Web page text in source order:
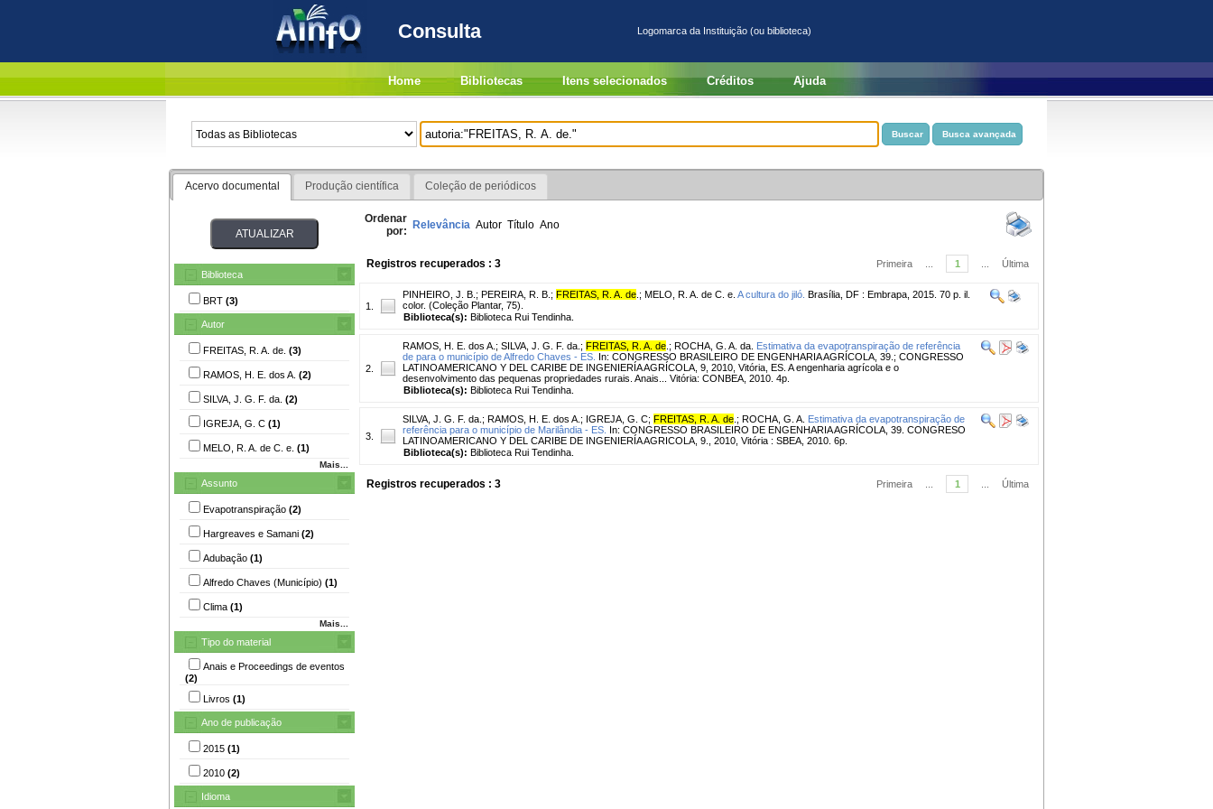
Consulta Logomarca da Instituição (ou biblioteca)
Home Bibliotecas Itens selecionados Créditos Ajuda
Acervo documental Produção científica Coleção de periódicos
Biblioteca
BRT (3)
Autor
FREITAS, R. A. de. (3)
RAMOS, H. E. dos A. (2)
SILVA, J. G. F. da. (2)
IGREJA, G. C (1)
MELO, R. A. de C. e. (1)
Mais...
Assunto
Evapotranspiração (2)
Hargreaves e Samani (2)
Adubação (1)
Alfredo Chaves (Município) (1)
Clima (1)
Mais...
Tipo do material
Anais e Proceedings de eventos
(2)
Livros (1)
Ano de publicação
2015 (1)
2010 (2)
Idioma
Ordenar
por: Relevância Autor Título Ano
Registros recuperados : 3 Primeira 1 Última
1.
PINHEIRO, J. B. ; PEREIRA, R. B. ; FREITAS, R. A. de ; MELO, R. A. de C. e. A cultura do jiló. Brasília, DF : Embrapa, 2015. 70 p. il.
color. (Coleção Plantar, 75).
Biblioteca(s): Biblioteca Rui Tendinha.
2.
RAMOS, H. E. dos A. ; SILVA, J. G. F. da. ; FREITAS, R. A. de ; ROCHA, G. A. da. Estimativa da evapotranspiração de referência
de para o município de Alfredo Chaves - ES. In: CONGRESSO BRASILEIRO DE ENGENHARIA AGRÍCOLA, 39.; CONGRESSO
LATINOAMERICANO Y DEL CARIBE DE INGENIERÍA AGRÍCOLA, 9, 2010, Vitória, ES. A engenharia agrícola e o
desenvolvimento das pequenas propriedades rurais. Anais... Vitória: CONBEA, 2010. 4p.
Biblioteca(s): Biblioteca Rui Tendinha.
3.
SILVA, J. G. F. da. ; RAMOS, H. E. dos A. ; IGREJA, G. C; FREITAS, R. A. de ; ROCHA, G. A. Estimativa da evapotranspiração de
referência para o município de Marilândia - ES. In: CONGRESSO BRASILEIRO DE ENGENHARIA AGRÍCOLA, 39. CONGRESO
LATINOAMERICANO Y DEL CARIBE DE INGENIERÍA AGRICOLA, 9., 2010, Vitória : SBEA, 2010. 6p.
Biblioteca(s): Biblioteca Rui Tendinha.
Registros recuperados : 3 Primeira 1 Última